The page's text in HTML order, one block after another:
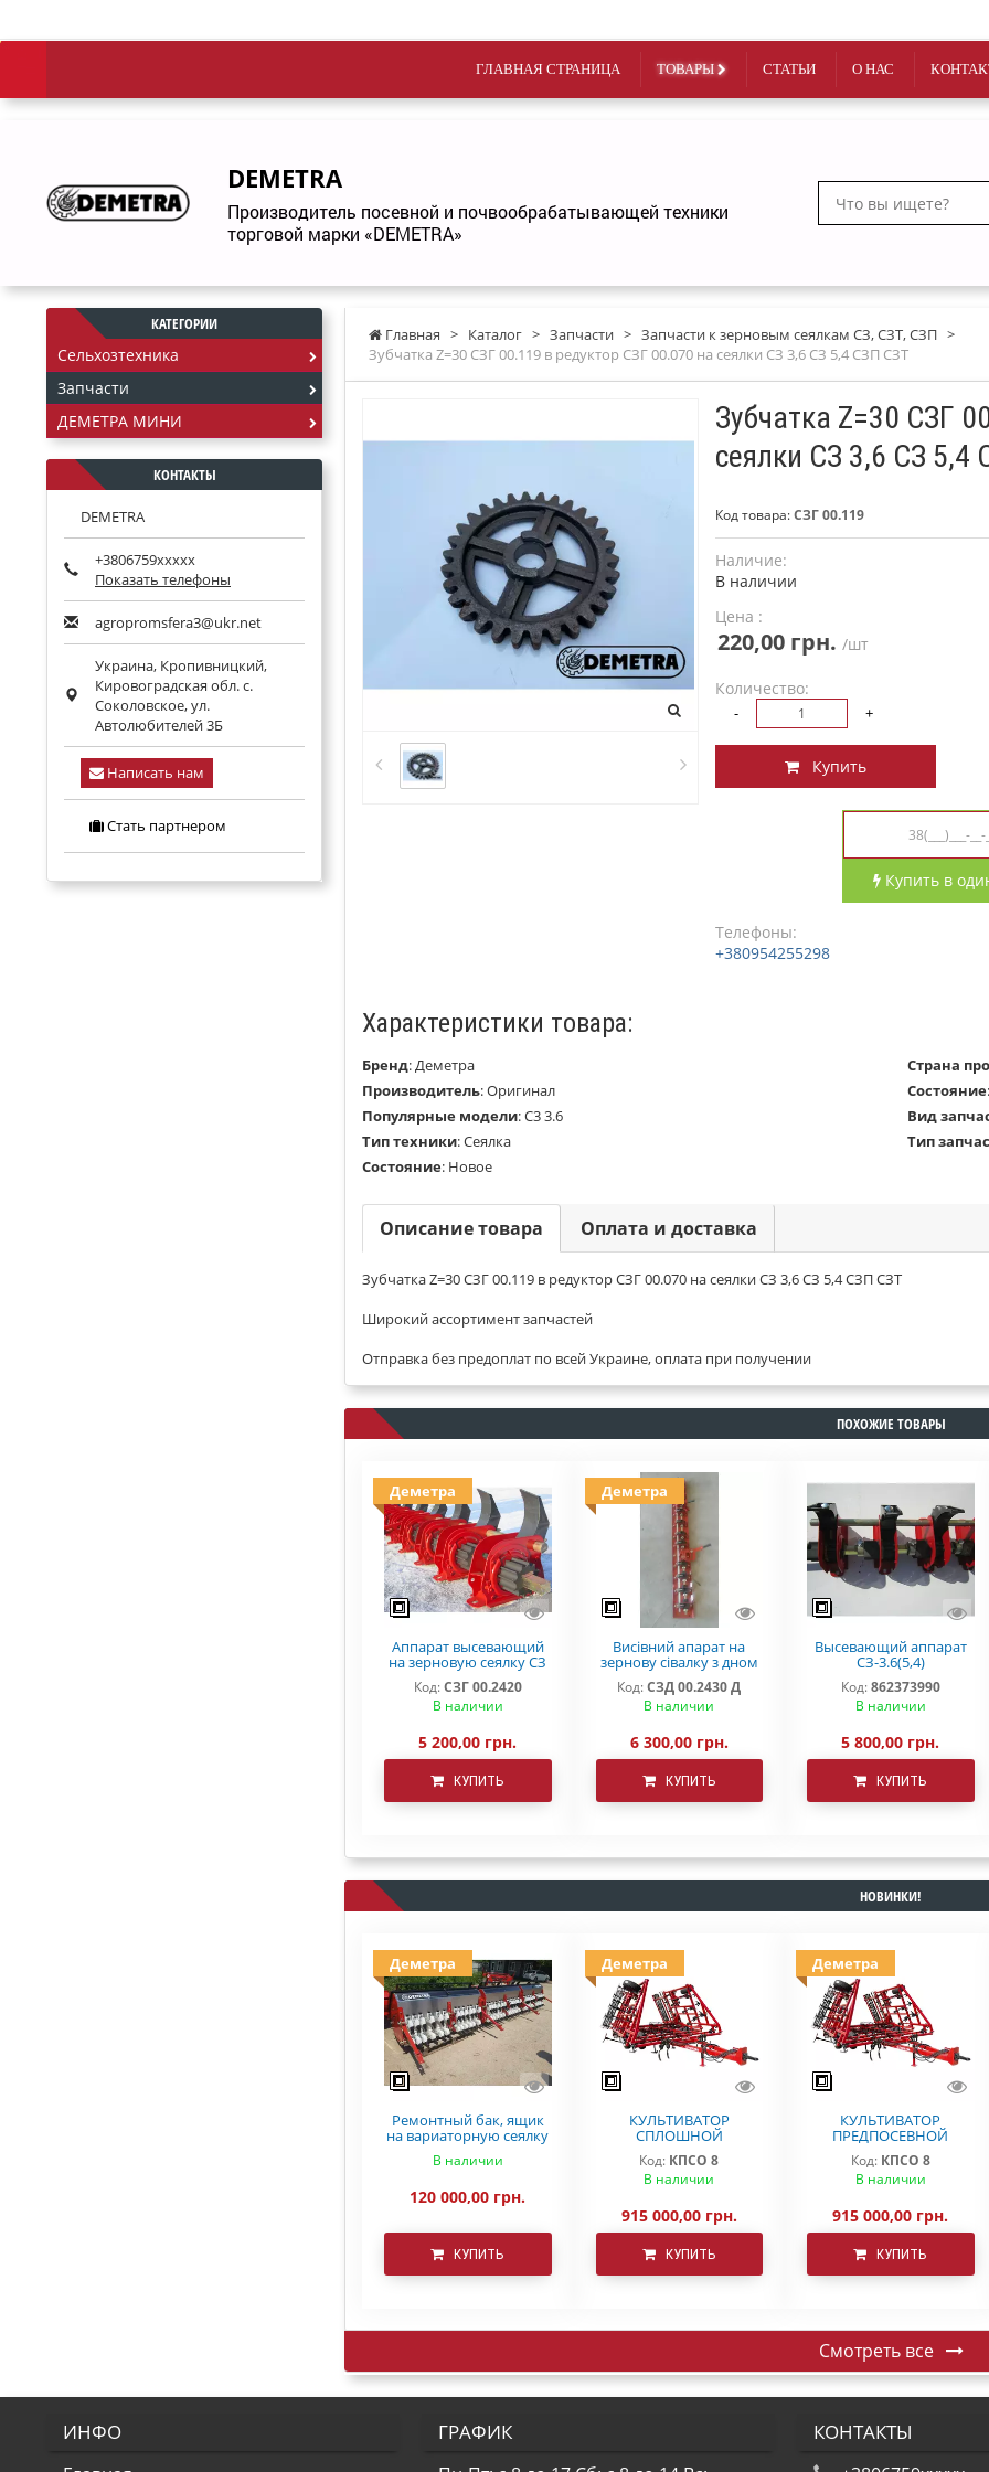
ГЛАВНАЯ СТРАНИЦА ТОВАРЫ СТАТЬИ О НАС
DEMETRA
Производитель посевной и почвообрабатывающей техники
торговой марки «DEMETRA»
Главная > Каталог > Запчасти > Запчасти к зерновым сеялкам СЗ, СЗТ, СЗП >
Зубчатка Z=30 СЗГ 00.119 в редуктор СЗГ 00.070 на сеялки СЗ 3,6 СЗ 5,4 СЗП СЗТ
Зубчатка Z=30 СЗГ
сеялки СЗ 3,6 СЗ 5,4
Код товара:СЗГ 00.119
Наличие:
В наличии
Цена :
220,00 грн. /шт
Количество:
- +
Купить
Купить в
Телефоны:
+380954255298
Характеристики товара:
Бренд:Деметра Страна
Производитель:Оригинал Состояние:
Популярные модели:С3 3.6 Вид
Тип техники:Сеялка Тип
Состояние: Новое
Описание товара Оплата и доставка
Зубчатка Z=30 СЗГ 00.119 в редуктор СЗГ 00.070 на сеялки СЗ 3,6 СЗ 5,4 СЗП СЗТ
Широкий ассортимент запчастей
Отправка без предоплат по всей Украине, оплата при получении
ПОХОЖИЕ ТОВАРЫ
Деметра
Аппарат высевающий
на зерновую сеялку СЗ
3,6 СЗ 5,4 СЗП СЗТ
Код:СЗГ 00.2420
В наличии
5 200,00 грн.
КУПИТЬ
Деметра
Висівний апарат на
зернову сівалку з дном
СЗ 3,6 СЗ 5,4 Деметра
Код:СЗД 00.2430 Д
В наличии
6 300,00 грн.
КУПИТЬ
Высевающий аппарат
СЗ-3.6(5,4)
мелкосемянный
Код:862373990
В наличии
5 800,00 грн.
КУПИТЬ
НОВИНКИ!
Деметра
Ремонтный бак, ящик
на вариаторную сеялку
СЗ 5.4 Astra
В наличии
120 000,00 грн.
КУПИТЬ
Деметра
КУЛЬТИВАТОР
СПЛОШНОЙ
ОБРАБОТКИ ДЕМЕТРА
КПСО-8
Код: КПСО 8
В наличии
915 000,00 грн.
КУПИТЬ
Деметра
КУЛЬТИВАТОР
ПРЕДПОСЕВНОЙ
ОБРАБОТКИ КПСО-8
ДЕМЕТРА
Код: КПСО 8
В наличии
915 000,00 грн.
КУПИТЬ
Смотреть все
КАТЕГОРИИ
Сельхозтехника
Запчасти
ДЕМЕТРА МИНИ
КОНТАКТЫ
DEMETRA
+3806759xxxxx
Показать телефоны
agropromsfera3@ukr.net
Украина, Кропивницкий,
Кировоградская обл.с.
Соколовское, ул.
Автолюбителей 3Б
Написать нам
Стать партнером
ИНФО ГРАФИК КОНТАКТЫ